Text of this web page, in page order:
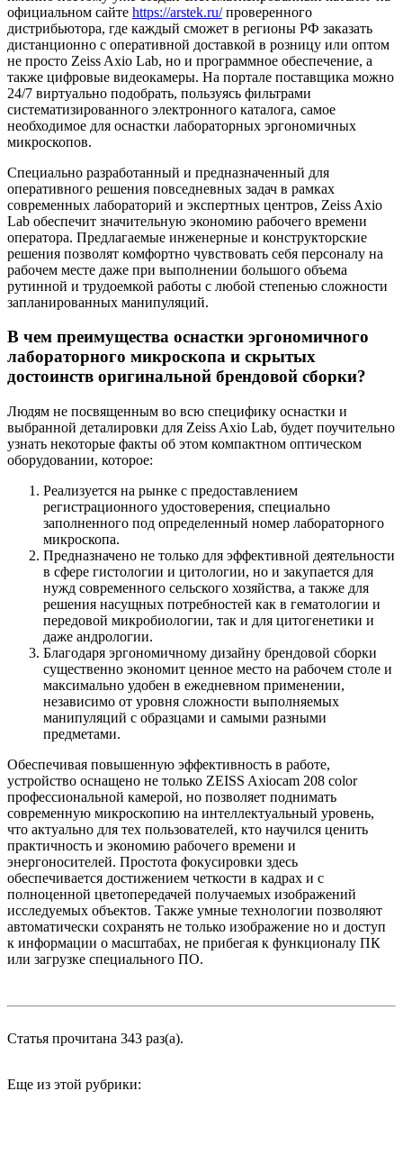
официальном сайте https://arstek.ru/проверенного
дистрибьютора, где каждый сможет в регионы РФ заказать
дистанционно с оперативной доставкой в розницу или оптом
не просто Zeiss Axio Lab, но и программное обеспечение, а
также цифровые видеокамеры. На портале поставщика можно
24/7 виртуально подобрать, пользуясь фильтрами
систематизированного электронного каталога, самое
необходимое для оснастки лабораторных эргономичных
микроскопов.
Специально разработанный и предназначенный для
оперативного решения повседневных задач в рамках
современных лабораторий и экспертных центров, Zeiss Axio
Lab обеспечит значительную экономию рабочего времени
оператора. Предлагаемые инженерные и конструкторские
решения позволят комфортно чувствовать себя персоналу на
рабочем месте даже при выполнении большого объема
рутинной и трудоемкой работы с любой степенью сложности
запланированных манипуляций.
В чем преимущества оснастки эргономичного
лабораторного микроскопа и скрытых
достоинств оригинальной брендовой сборки?
Людям не посвященным во всю специфику оснастки и
выбранной деталировки для Zeiss Axio Lab, будет поучительно
узнать некоторые факты об этом компактном оптическом
оборудовании, которое:
Реализуется на рынке с предоставлением
регистрационного удостоверения, специально
заполненного под определенный номер лабораторного
микроскопа.
Предназначено не только для эффективной деятельности
в сфере гистологии и цитологии, но и закупается для
нужд современного сельского хозяйства, а также для
решения насущных потребностей как в гематологии и
передовой микробиологии, так и для цитогенетики и
даже андрологии.
Благодаря эргономичному дизайну брендовой сборки
существенно экономит ценное место на рабочем столе и
максимально удобен в ежедневном применении,
независимо от уровня сложности выполняемых
манипуляций с образцами и самыми разными
предметами.
Обеспечивая повышенную эффективность в работе,
устройство оснащено не только ZEISS Axiocam 208 color
профессиональной камерой, но позволяет поднимать
современную микроскопию на интеллектуальный уровень,
что актуально для тех пользователей, кто научился ценить
практичность и экономию рабочего времени и
энергоносителей. Простота фокусировки здесь
обеспечивается достижением четкости в кадрах и с
полноценной цветопередачей получаемых изображений
исследуемых объектов. Также умные технологии позволяют
автоматически сохранять не только изображение но и доступ
к информации о масштабах, не прибегая к функционалу ПК
или загрузке специального ПО.
Статья прочитана 343 раз(a).
Еще из этой рубрики: